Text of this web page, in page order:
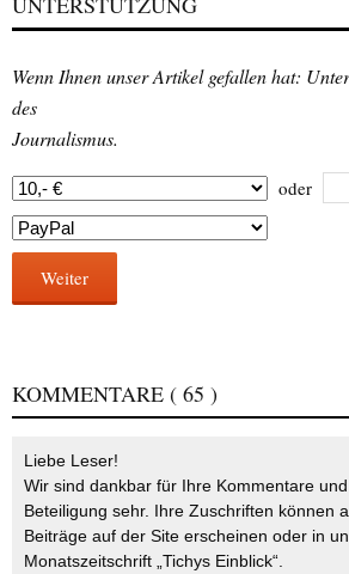
Wenn Ihnen unser Artikel gefallen hat:
des
Journalismus.
oder
Weiter
KOMMENTARE ( 65 )
Liebe Leser!
Wir sind dankbar für Ihre Kommentare
Beteiligung sehr. Ihre Zuschriften können
Beiträge auf der Site erscheinen oder in
Monatszeitschrift „Tichys Einblick“.